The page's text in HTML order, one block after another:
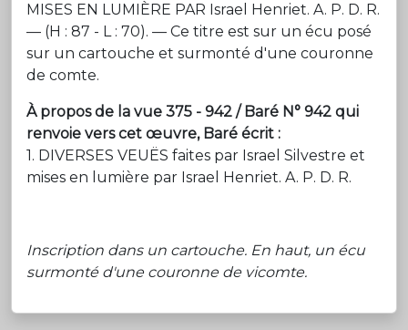
MISES EN LUMIÈRE PAR Israel Henriet. A. P. D. R.
— (H : 87 - L : 70). — Ce titre est sur un écu posé
sur un cartouche et surmonté d'une couronne
de comte.
À propos de la vue 375 - 942 / Baré N° 942 qui
renvoie vers cet œuvre, Baré écrit :
1. DIVERSES VEUËS faites par Israel Silvestre et
mises en lumière par Israel Henriet. A. P. D. R.
Inscription dans un cartouche. En haut, un écu
surmonté d'une couronne de vicomte.